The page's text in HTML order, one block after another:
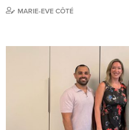
MARIE-EVE CÔTÉ